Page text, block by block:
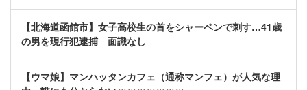
【北海道函館市】女子高校生の首をシャーペンで刺す…41歳
の男を現行犯逮捕 面識なし
【ウマ娘】マンハッタンカフェ（通称マンフェ）が人気な理